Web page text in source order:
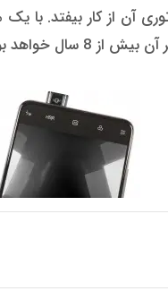
آن از کار بیفتد. با